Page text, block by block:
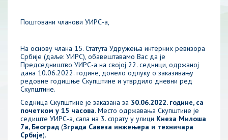
Поштовани чланови УИРС-а,
На основу члана 15. Статута Удружења интерних ревизора
Србије (даље: УИРС), обавештавамо Вас да је
Председништво УИРС-а на својој 22. седници, одржаној
дана 10.06.2022. године, донело одлуку о заказивању
редовне годишње Скупштине и утврдило дневни ред
Скупштине.
Седница Скупштине је заказана за 30.06.2022. године, са
почетком у 15 часова. Место одржавања Скупштине је
седиште УИРС-а, сала на 3. спрату у улици Кнеза Милоша
7а, Београд (Зграда Савеза инжењера и техничара
Србије).